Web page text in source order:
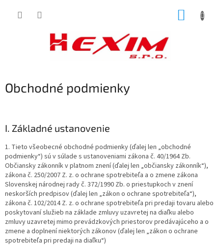
Obchodné podmienky
I. Základné ustanovenie
1. Tieto všeobecné obchodné podmienky (ďalej len „obchodné
podmienky“) sú v súlade s ustanoveniami zákona č. 40/1964 Zb.
Občiansky zákonník v platnom znení (ďalej len „občiansky zákonník“),
zákona č. 250/2007 Z. z. o ochrane spotrebiteľa a o zmene zákona
Slovenskej národnej rady č. 372/1990 Zb. o priestupkoch v znení
neskorších predpisov (ďalej len „zákon o ochrane spotrebiteľa“),
zákona č. 102/2014 Z. z. o ochrane spotrebiteľa pri predaji tovaru alebo
poskytovaní služieb na základe zmluvy uzavretej na diaľku alebo
zmluvy uzavretej mimo prevádzkových priestorov predávajúceho a o
zmene a doplnení niektorých zákonov (ďalej len „zákon o ochrane
spotrebiteľa pri predaji na diaľku“)